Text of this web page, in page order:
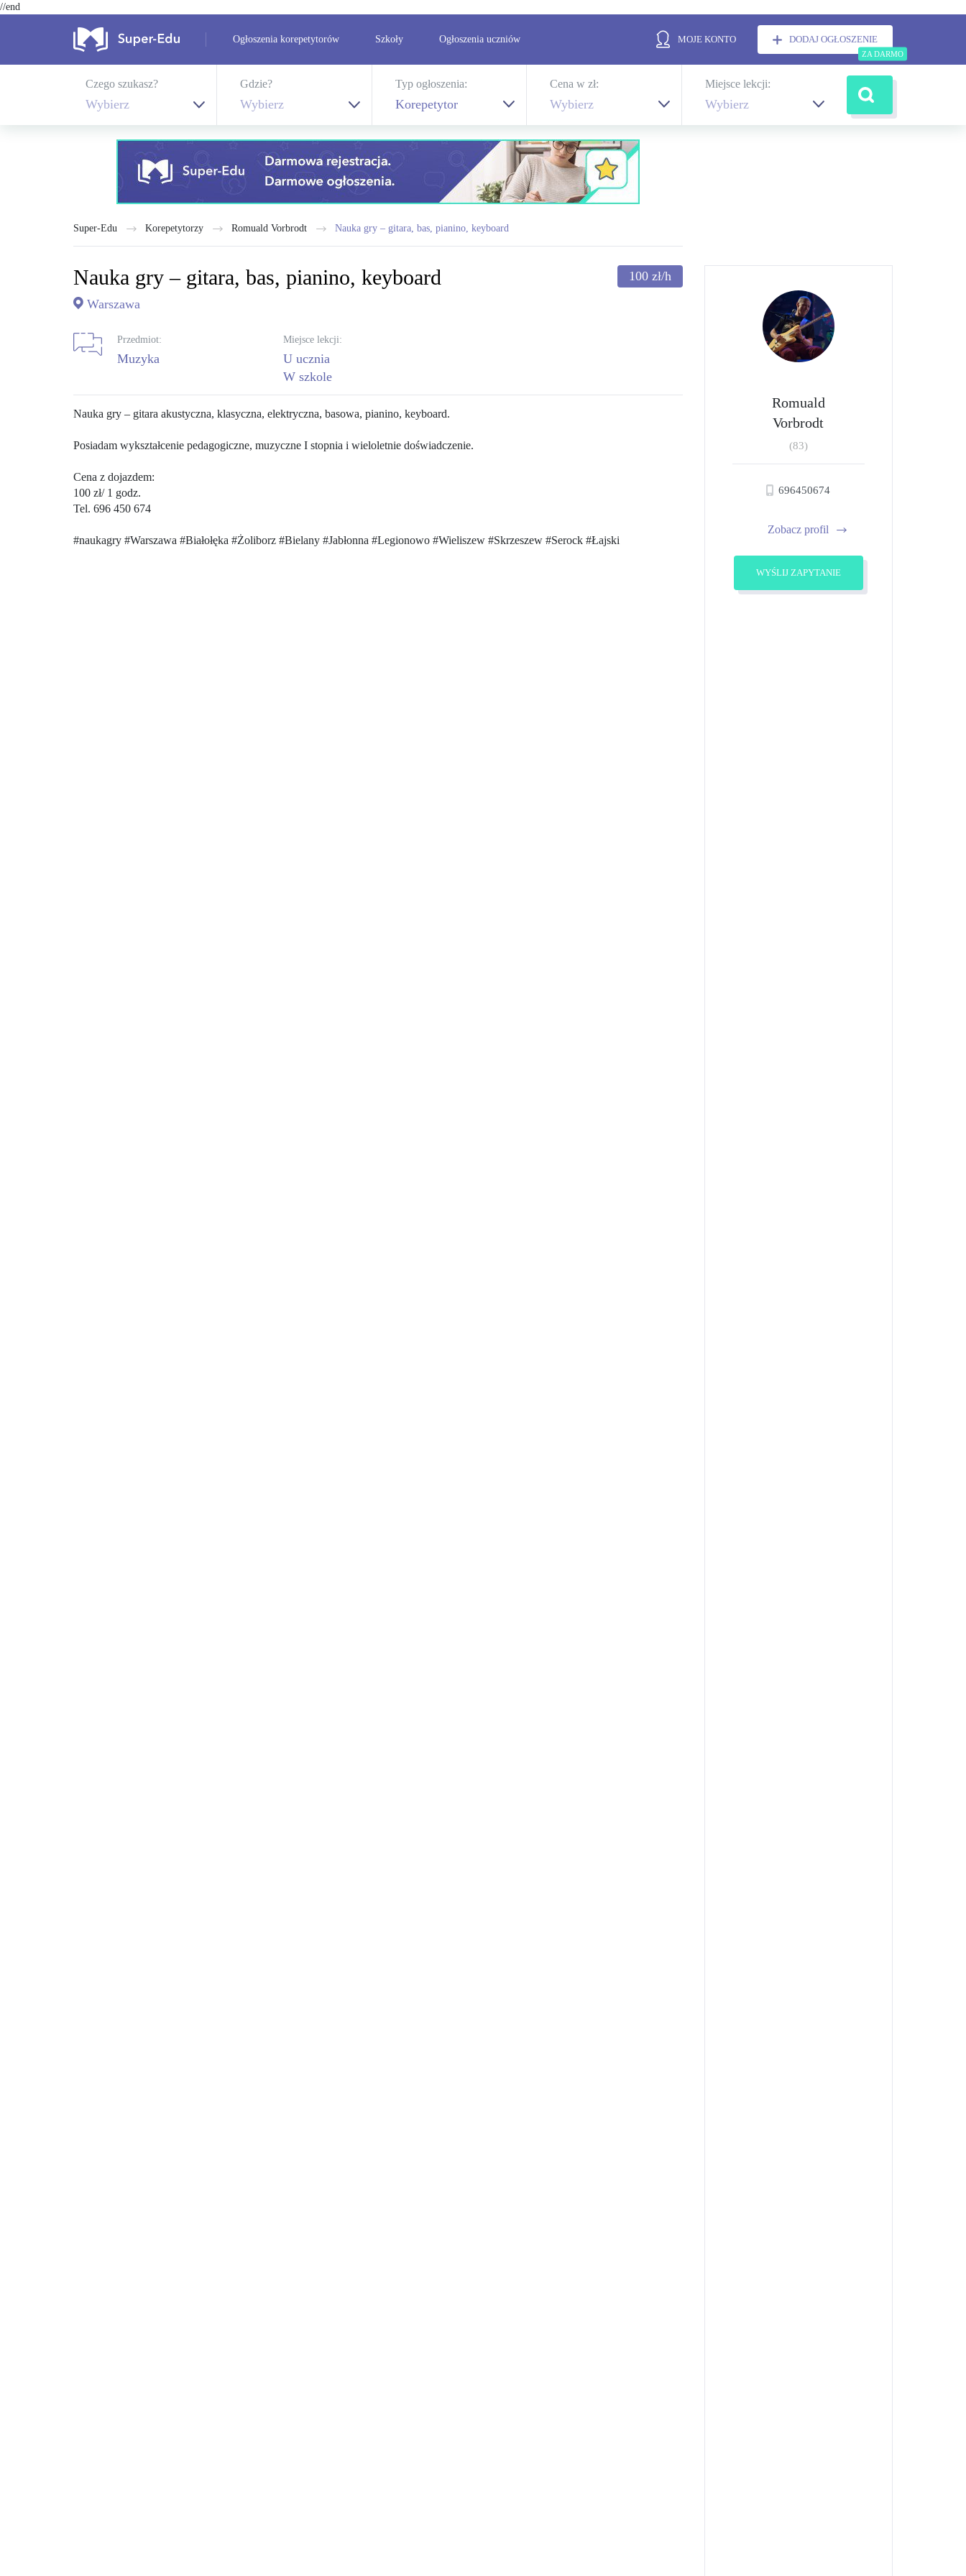
//end
Ogłoszenia korepetytorów Szkoły Ogłoszenia uczniów MOJE KONTO DODAJ OGŁOSZENIE
Czego szukasz?
Wybierz
Gdzie?
Wybierz
Typ ogłoszenia:
Korepetytor
Cena w zł:
Wybierz
Miejsce lekcji:
Wybierz
Super-Edu Korepetytorzy Romuald Vorbrodt Nauka gry – gitara, bas, pianino, keyboard
Nauka gry – gitara, bas, pianino, keyboard
Warszawa
100 zł/h
Przedmiot:
muzyka
Miejsce lekcji:
U ucznia
W szkole
Nauka gry – gitara akustyczna, klasyczna, elektryczna, basowa, pianino, keyboard.
Posiadam wykształcenie pedagogiczne, muzyczne I stopnia i wieloletnie doświadczenie.
Cena z dojazdem:
100 zł/ 1 godz.
Tel. 696 450 674
#naukagry #Warszawa #Białołęka #Żoliborz #Bielany #Jabłonna #Legionowo #Wieliszew #Skrzeszew #Serock #Łajski
Romuald
Vorbrodt
(83)
696450674
Zobacz profil
WYŚLIJ ZAPYTANIE